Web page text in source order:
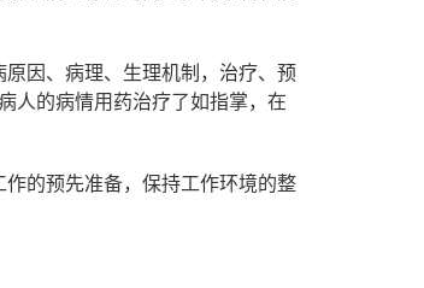
因、病理、生理机制，治疗、预
人的病情用药治疗了如指掌，在
的预先准备，保持工作环境的整